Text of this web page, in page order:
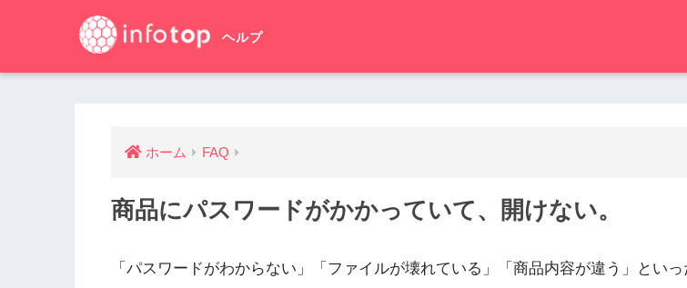
ホーム FAQ
商品にパスワードがかかっていて、開けない。
「パスワードがわからない」「ファイルが壊れている」「商品内容が違う」とい